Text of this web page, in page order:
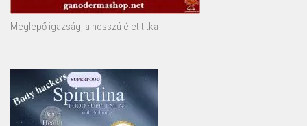
Meglepő igazság, a hosszú élet titka